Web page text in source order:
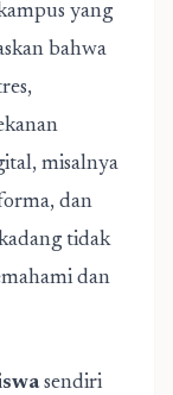
yang
bahwa
misalnya
dan
tidak
dan
sendiri